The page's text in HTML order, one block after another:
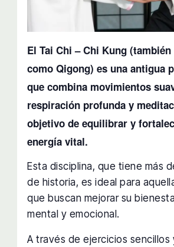
El Tai Chi – Chi Kung
como Qigong) es una antigua
que combina movimientos
respiración profunda y
objetivo de equilibrar y
energía vital.
Esta disciplina, que tiene más
de historia, es ideal para
que buscan mejorar su
mental y emocional.
A través de ejercicios sencillos